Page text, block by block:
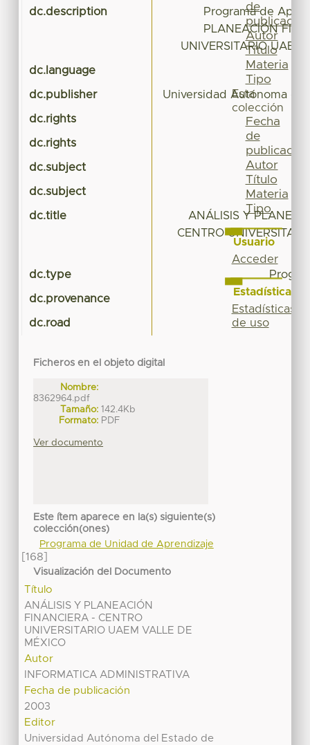
dc.description
Programa de
PLANEACIÓN
UNIVERSITARIO UAEM
dc.language
dc.publisher Universidad Autónoma
dc.rights
dc.rights
dc.subject
dc.subject
dc.title
ANÁLISIS Y
CENTRO
dc.type
dc.provenance
dc.road
Ficheros en el objeto digital
Nombre:
8362964.pdf
Tamaño: 142.4Kb
Formato: PDF
Ver documento
Este ítem aparece en la(s) siguiente(s)
colección(ones)
Programa de Unidad de Aprendizaje
[168]
Visualización del Documento
Título
ANÁLISIS Y PLANEACIÓN
FINANCIERA - CENTRO
UNIVERSITARIO UAEM VALLE DE
MÉXICO
Autor
INFORMATICA ADMINISTRATIVA
Fecha de publicación
2003
Editor
Universidad Autónoma del Estado de
de
publicación
Autor
Título
Materia
Tipo
Esta
colección
Fecha
de
publicación
Autor
Título
Materia
Tipo
Usuario
Acceder
Estadísticas
Estadísticas
de uso